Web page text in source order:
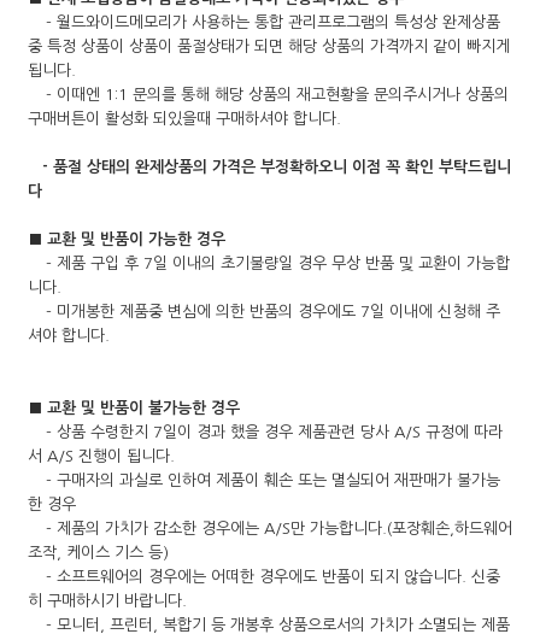
- 월드와이드메모리가 사용하는 통합 관리프로그램의 특성상 완제상품
중 특정 상품이 상품이 품절상태가 되면 해당 상품의 가격까지 같이 빠지게
됩니다.
- 이때엔 1:1 문의를 통해 해당 상품의 재고현황을 문의주시거나 상품의
구매버튼이 활성화 되있을때 구매하셔야 합니다.
- 품절 상태의 완제상품의 가격은 부정확하오니 이점 꼭 확인 부탁드립니
다
■ 교환 및 반품이 가능한 경우
- 제품 구입 후 7일 이내의 초기불량일 경우 무상 반품 및 교환이 가능합
니다.
- 미개봉한 제품중 변심에 의한 반품의 경우에도 7일 이내에 신청해 주
셔야 합니다.
■ 교환 및 반품이 불가능한 경우
- 상품 수령한지 7일이 경과 했을 경우 제품관련 당사 A/S 규정에 따라
서 A/S 진행이 됩니다.
- 구매자의 과실로 인하여 제품이 훼손 또는 멸실되어 재판매가 불가능
한 경우
- 제품의 가치가 감소한 경우에는 A/S만 가능합니다.(포장훼손,하드웨어
조작, 케이스 기스 등)
- 소프트웨어의 경우에는 어떠한 경우에도 반품이 되지 않습니다. 신중
히 구매하시기 바랍니다.
- 모니터, 프린터, 복합기 등 개봉후 상품으로서의 가치가 소멸되는 제품